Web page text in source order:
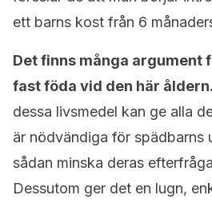
ett barns kost från 6
Det finns många argument
fast föda vid den här åldern.
dessa livsmedel kan ge alla
är nödvändiga för spädbarns
sådan minska deras
Dessutom ger det en lugn,